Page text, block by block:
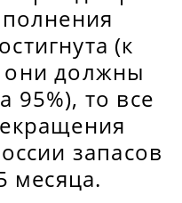
(к
они должны
95%), то все
запасов
месяца.